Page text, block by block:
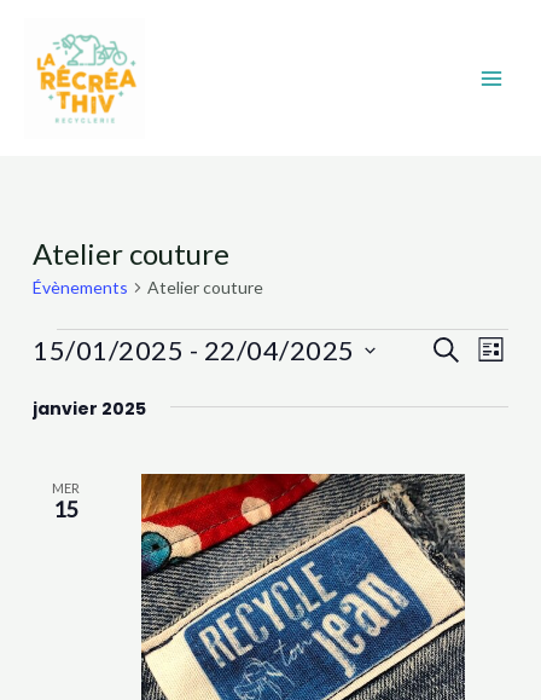
contenu
Atelier couture
Évènements Atelier couture
Évènements
vues
Recherche
Liste
15/01/2025 - 22/04/2025
une
janvier 2025
MER
15